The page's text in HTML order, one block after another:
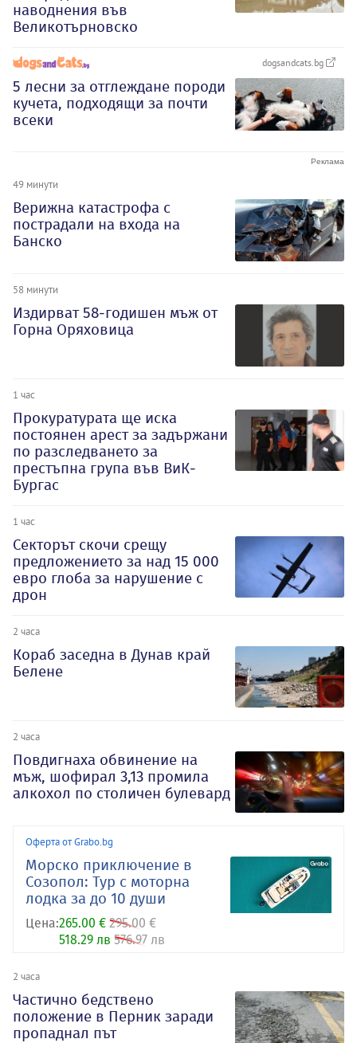
наводнения във
Великотърновско
dogsandcats.bg
5 лесни за отглеждане породи
кучета, подходящи за почти
всеки
49 минути
Верижна катастрофа с
пострадали на входа на
Банско
58 минути
Издирват 58-годишен мъж от
Горна Оряховица
1 час
Прокуратурата ще иска
постоянен арест за задържани
по разследването за
престъпна група във ВиК-
Бургас
1 час
Секторът скочи срещу
предложението за над 15 000
евро глоба за нарушение с
дрон
2 часа
Кораб заседна в Дунав край
Белене
2 часа
Повдигнаха обвинение на
мъж, шофирал 3,13 промила
алкохол по столичен булевард
Оферта от Grabo.bg
Морско приключение в
Созопол: Тур с моторна
лодка за до 10 души
Цена:265.00 € 295.00 €
518.29 лв 576.97 лв
2 часа
Частично бедствено
положение в Перник заради
пропаднал път